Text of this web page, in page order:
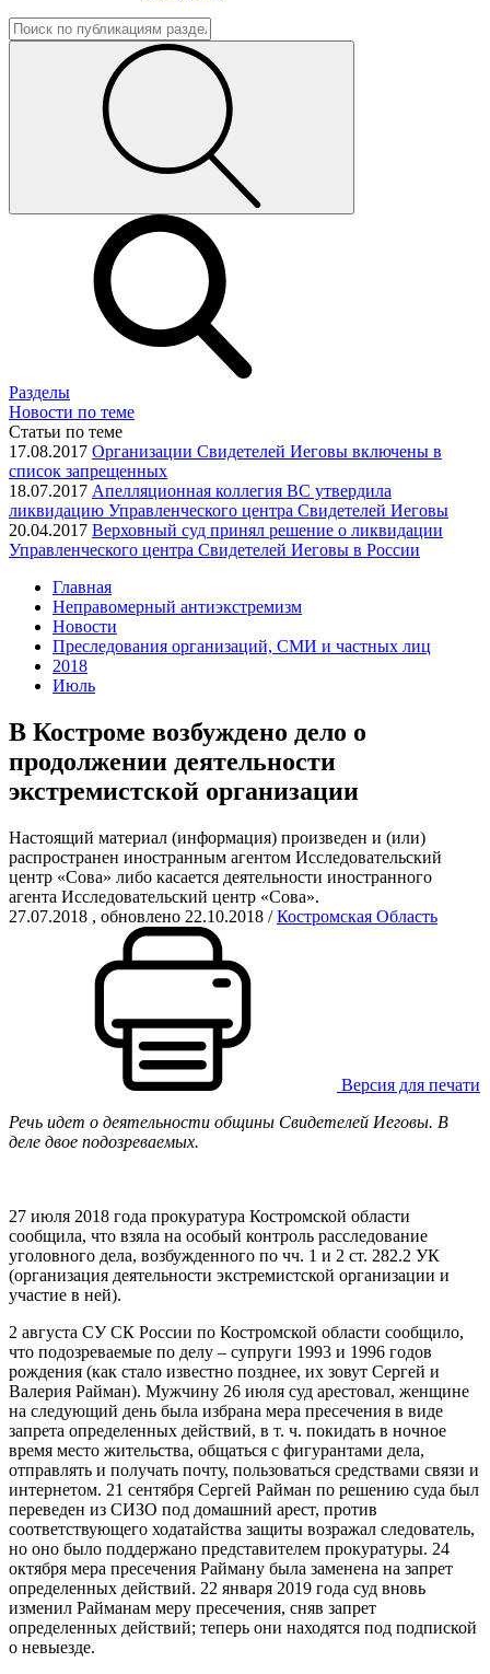
Разделы
Новости по теме
Статьи по теме
17.08.2017 Организации Свидетелей Иеговы включены в
список запрещенных
18.07.2017 Апелляционная коллегия ВC утвердила
ликвидацию Управленческого центра Свидетелей Иеговы
20.04.2017 Верховный суд принял решение о ликвидации
Управленческого центра Свидетелей Иеговы в России
Главная
Неправомерный антиэкстремизм
Новости
Преследования организаций, СМИ и частных лиц
2018
Июль
В Костроме возбуждено дело о
продолжении деятельности
экстремистской организации
Настоящий материал (информация) произведен и (или)
распространен иностранным агентом Исследовательский
центр «Сова» либо касается деятельности иностранного
агента Исследовательский центр «Сова».
27.07.2018 , обновлено 22.10.2018 /Костромская Область
Версия для печати
Речь идет о деятельности общины Свидетелей Иеговы. В
деле двое подозреваемых.
27 июля 2018 года прокуратура Костромской области
сообщила, что взяла на особый контроль расследование
уголовного дела, возбужденного по чч. 1 и 2 ст. 282.2 УК
(организация деятельности экстремистской организации и
участие в ней).
2 августа СУ СК России по Костромской области сообщило,
что подозреваемые по делу – супруги 1993 и 1996 годов
рождения (как стало известно позднее, их зовут Сергей и
Валерия Райман). Мужчину 26 июля суд арестовал, женщине
на следующий день была избрана мера пресечения в виде
запрета определенных действий, в т. ч. покидать в ночное
время место жительства, общаться с фигурантами дела,
отправлять и получать почту, пользоваться средствами связи и
интернетом. 21 сентября Сергей Райман по решению суда был
переведен из СИЗО под домашний арест, против
соответствующего ходатайства защиты возражал следователь,
но оно было поддержано представителем прокуратуры. 24
октября мера пресечения Райману была заменена на запрет
определенных действий. 22 января 2019 года суд вновь
изменил Райманам меру пресечения, сняв запрет
определенных действий; теперь они находятся под подпиской
о невыезде.